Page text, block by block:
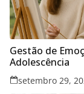
Gestão de
Adolescência
setembro 29,